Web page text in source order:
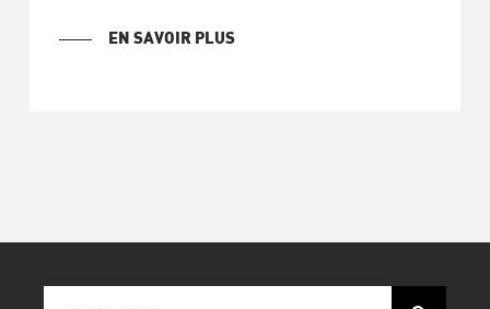
EN SAVOIR PLUS